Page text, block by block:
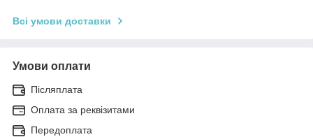
Всі умови доставки
Умови оплати
Післяплата
Оплата за реквізитами
Передоплата